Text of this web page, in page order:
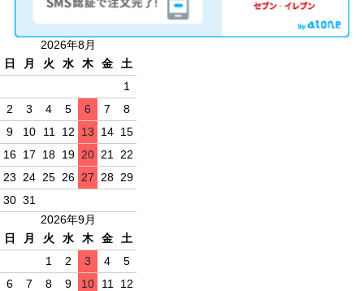
2026年8月
日
月 火 水 木 金
土
1
2
3 4 5 6 7
8
9
10 11 12 13 14 15
16 17 18 19 20 21
22
23
24 25 26 27 28 29
30 31
2026年9月
日
月 火 水 木 金
土
1
2 3 4
5
6
7 8 9 10 11
12